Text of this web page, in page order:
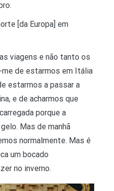
[da Europa] em
viagens e não tanto os
de estarmos em Itália
estarmos a passar a
e de acharmos que
porque a
Mas de manhã
normalmente. Mas é
um bocado
no inverno.